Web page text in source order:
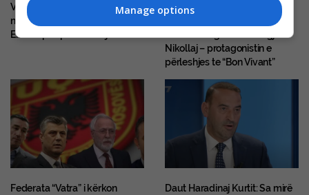
Varka lumore në RD të Kongos
në karantinë për shkak të
Ebolës pas pesë vdekjeve
Raportohet se Spanja ka
Nikollaj – protagonistin e
përleshjes te “Bon Vivant”
Federata “Vatra” i kërkon
Daut Haradinaj Kurtit: Sa mirë
Manage options